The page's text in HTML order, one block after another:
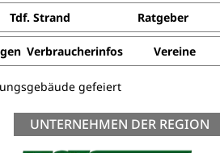
Tdf. Strand Ratgeber
Verbraucherinfos Vereine
gefeiert
UNTERNEHMEN DER REGION